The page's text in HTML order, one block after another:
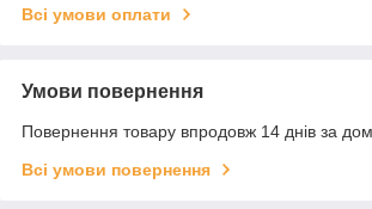
Всі умови оплати
Умови повернення
Повернення товару впродовж 14 днів за
Всі умови повернення